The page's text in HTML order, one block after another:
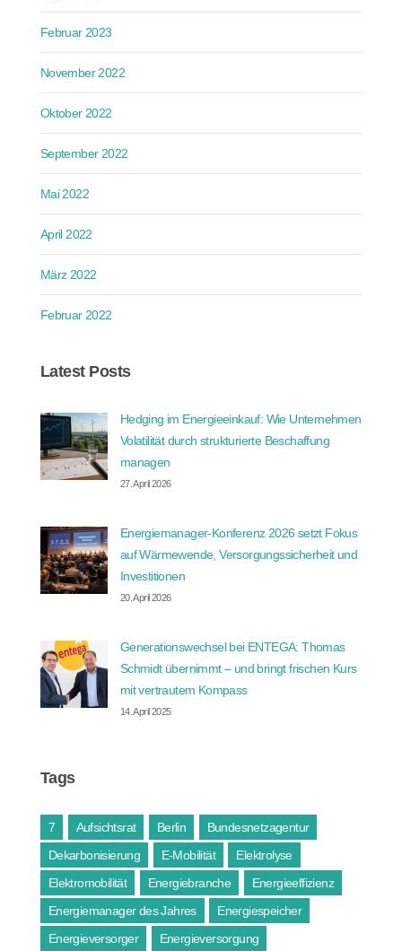
Februar 2023
November 2022
Oktober 2022
September 2022
Mai 2022
April 2022
März 2022
Februar 2022
Latest Posts
Hedging im Energieeinkauf: Wie Unternehmen
Volatilität durch strukturierte Beschaffung
managen
27. April 2026
Energiemanager-Konferenz 2026 setzt Fokus
auf Wärmewende, Versorgungssicherheit und
Investitionen
20. April 2026
Generationswechsel bei ENTEGA: Thomas
Schmidt übernimmt – und bringt frischen Kurs
mit vertrautem Kompass
14. April 2025
Tags
7 Aufsichtsrat Berlin
Bundesnetzagentur
Dekarbonisierung
E-Mobilität
Elektrolyse
Elektromobilität
Energiebranche
Energieeffizienz
Energiemanager des Jahres
Energiespeicher
Energieversorger
Energieversorgung